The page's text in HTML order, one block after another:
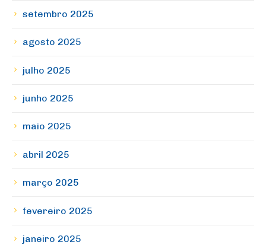
setembro 2025
agosto 2025
julho 2025
junho 2025
maio 2025
abril 2025
março 2025
fevereiro 2025
janeiro 2025